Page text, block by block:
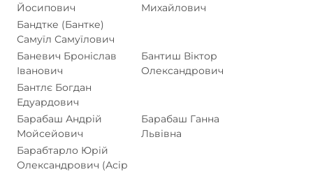
Йосипович
Михайлович
Бандтке (Бантке)
Самуїл Самуїлович
Баневич Броніслав
Іванович
Бантиш Віктор
Олександрович
Бантлє Богдан
Едуардович
Барабаш Андрій
Мойсейович
Барабаш Ганна
Львівна
Барабтарло Юрій
Олександрович (Асір